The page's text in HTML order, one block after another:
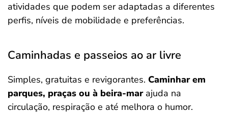
atividades que podem ser adaptadas a diferentes
perfis, níveis de mobilidade e preferências.
Caminhadas e passeios ao ar livre
Simples, gratuitas e revigorantes. Caminhar em
parques, praças ou à beira-mar ajuda na
circulação, respiração e até melhora o humor.